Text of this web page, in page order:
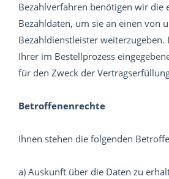
Bezahlverfahren benötigen wir die
Bezahldaten, um sie an einen von
Bezahldienstleister weiterzugeben.
Ihrer im Bestellprozess
für den Zweck der
Betroffenenrechte
Ihnen stehen die folgenden
a) Auskunft über die Daten zu